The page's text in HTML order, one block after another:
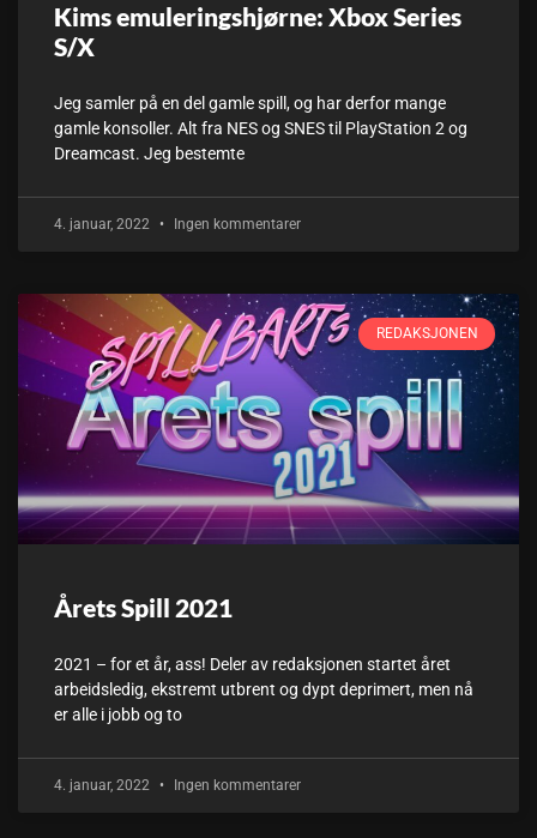
Kims emuleringshjørne: Xbox Series
S/X
Jeg samler på en del gamle spill, og har derfor mange
gamle konsoller. Alt fra NES og SNES til PlayStation 2 og
Dreamcast. Jeg bestemte
4. januar, 2022 Ingen kommentarer
REDAKSJONEN
Årets Spill 2021
2021 – for et år, ass! Deler av redaksjonen startet året
arbeidsledig, ekstremt utbrent og dypt deprimert, men nå
er alle i jobb og to
4. januar, 2022 Ingen kommentarer